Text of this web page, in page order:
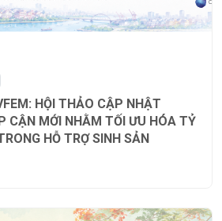
HỘI THẢO CẬP NHẬT
CẬN MỚI NHẰM TỐI ƯU HÓA TỶ
HỖ TRỢ SINH SẢN